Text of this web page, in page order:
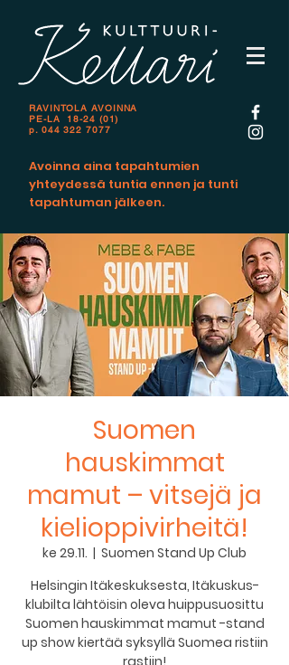
RAVINTOLA AVOINNA
PE-LA 18-24 (01)
p. 044 322 7077
Avoinna aina tapahtumien
yhteydessä tuntia ennen ja tunti
tapahtuman jälkeen.
Suomen
hauskimmat
mamut – vitsejä ja
kielioppivirheitä!
ke 29.11.
  |
Suomen Stand Up Club
Helsingin Itäkeskuksesta, Itäkuskus-
klubilta lähtöisin oleva huippusuosittu
Suomen hauskimmat mamut -stand
up show kiertää syksyllä Suomea ristiin
rastiin!